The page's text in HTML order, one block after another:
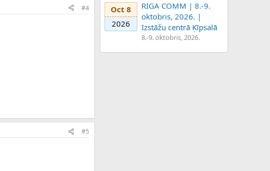
#4
#5
Oct 8
2026
RIGA COMM | 8.-9.
oktobris, 2026. |
Izstāžu centrā Ķīpsalā
8.-9. oktobris, 2026.